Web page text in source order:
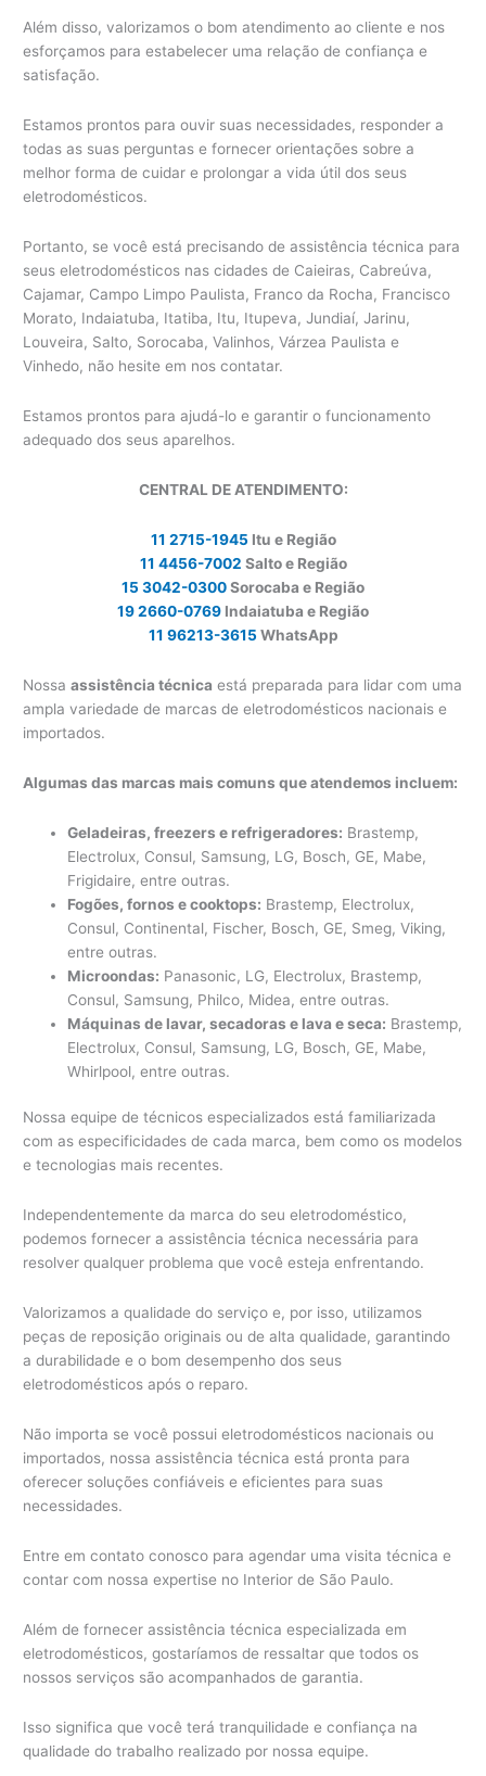
Além disso, valorizamos o bom atendimento ao cliente e nos
esforçamos para estabelecer uma relação de confiança e
satisfação.
Estamos prontos para ouvir suas necessidades, responder a
todas as suas perguntas e fornecer orientações sobre a
melhor forma de cuidar e prolongar a vida útil dos seus
eletrodomésticos.
Portanto, se você está precisando de assistência técnica para
seus eletrodomésticos nas cidades de Caieiras, Cabreúva,
Cajamar, Campo Limpo Paulista, Franco da Rocha, Francisco
Morato, Indaiatuba, Itatiba, Itu, Itupeva, Jundiaí, Jarinu,
Louveira, Salto, Sorocaba, Valinhos, Várzea Paulista e
Vinhedo, não hesite em nos contatar.
Estamos prontos para ajudá-lo e garantir o funcionamento
adequado dos seus aparelhos.
CENTRAL DE ATENDIMENTO:
11 2715-1945 Itu e Região
11 4456-7002 Salto e Região
15 3042-0300Sorocaba e Região
19 2660-0769 Indaiatuba e Região
11 96213-3615 WhatsApp
Nossaassistência técnica está preparada para lidar com uma
ampla variedade de marcas de eletrodomésticos nacionais e
importados.
Algumas das marcas mais comuns que atendemos incluem:
Geladeiras, freezers e refrigeradores: Brastemp,
Electrolux, Consul, Samsung, LG, Bosch, GE, Mabe,
Frigidaire, entre outras.
Fogões, fornos e cooktops: Brastemp, Electrolux,
Consul, Continental, Fischer, Bosch, GE, Smeg, Viking,
entre outras.
Microondas: Panasonic, LG, Electrolux, Brastemp,
Consul, Samsung, Philco, Midea, entre outras.
Máquinas de lavar, secadoras e lava e seca: Brastemp,
Electrolux, Consul, Samsung, LG, Bosch, GE, Mabe,
Whirlpool, entre outras.
Nossa equipe de técnicos especializados está familiarizada
com as especificidades de cada marca, bem como os modelos
e tecnologias mais recentes.
Independentemente da marca do seu eletrodoméstico,
podemos fornecer a assistência técnica necessária para
resolver qualquer problema que você esteja enfrentando.
Valorizamos a qualidade do serviço e, por isso, utilizamos
peças de reposição originais ou de alta qualidade, garantindo
a durabilidade e o bom desempenho dos seus
eletrodomésticos após o reparo.
Não importa se você possui eletrodomésticos nacionais ou
importados, nossa assistência técnica está pronta para
oferecer soluções confiáveis e eficientes para suas
necessidades.
Entre em contato conosco para agendar uma visita técnica e
contar com nossa expertise no Interior de São Paulo.
Além de fornecer assistência técnica especializada em
eletrodomésticos, gostaríamos de ressaltar que todos os
nossos serviços são acompanhados de garantia.
Isso significa que você terá tranquilidade e confiança na
qualidade do trabalho realizado por nossa equipe.